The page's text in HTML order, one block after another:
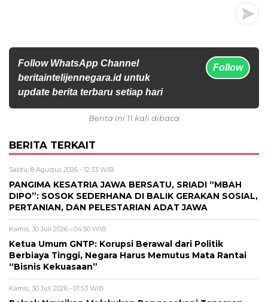
Follow WhatsApp Channel
beritaintelijennegara.id untuk
update berita terbaru setiap hari
Follow
Berita ini 11 kali dibaca
BERITA TERKAIT
Sabtu, 8 Agustus 2026 - 12:33 WIB
PANGIMA KESATRIA JAWA BERSATU, SRIADI “MBAH
DIPO”: SOSOK SEDERHANA DI BALIK GERAKAN SOSIAL,
PERTANIAN, DAN PELESTARIAN ADAT JAWA
Kamis, 30 Juli 2026 - 04:50 WIB
Ketua Umum GNTP: Korupsi Berawal dari Politik
Berbiaya Tinggi, Negara Harus Memutus Mata Rantai
“Bisnis Kekuasaan”
Kamis, 30 Juli 2026 - 01:53 WIB